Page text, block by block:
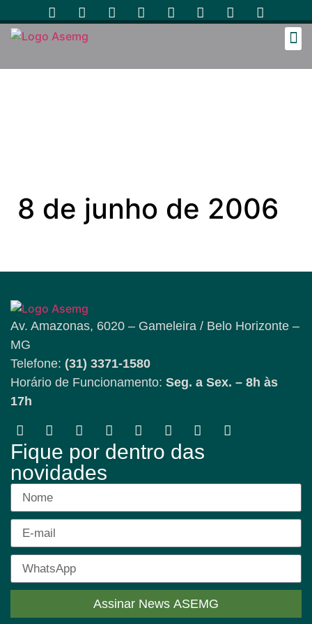
8 de junho de 2006
Av. Amazonas, 6020 – Gameleira / Belo Horizonte –
MG
Telefone: (31) 3371-1580
Horário de Funcionamento: Seg. a Sex. – 8h às
17h
Fique por dentro das
novidades
Assinar News ASEMG